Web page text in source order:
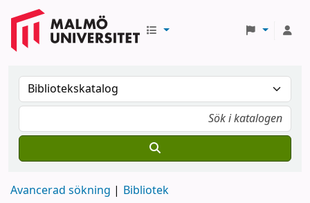
Avancerad sökning Bibliotek